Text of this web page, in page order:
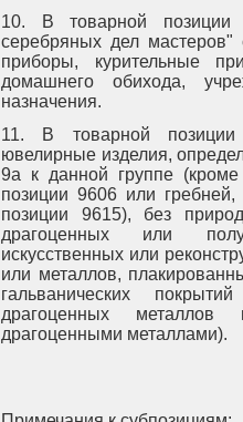
10. В товарной позиции
серебряных дел мастеров"
приборы, курительные
домашнего обихода,
назначения.
11. В товарной позиции
ювелирные изделия,
9а к данной группе (кроме
позиции 9606 или
позиции 9615), без
драгоценных или
искусственных или
или металлов,
гальванических
драгоценных
драгоценными металлами).